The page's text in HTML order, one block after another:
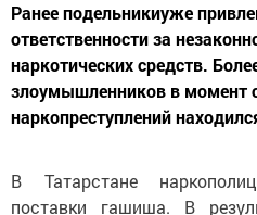
Ранее подельникиуже
ответственности за
наркотических средств.
злоумышленников в момент
наркопреступлений
В Татарстане
поставки гашиша. В